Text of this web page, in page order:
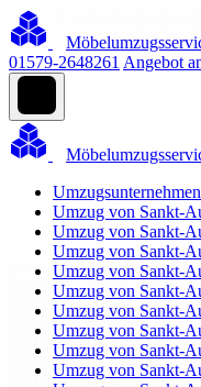
01579-2648261 Angebot
Umzug von Sankt-
Umzug von Sankt-
Umzug von Sankt-
Umzug von Sankt-
Umzug von Sankt-
Umzug von Sankt-
Umzug von Sankt-
Umzug von Sankt-
Umzug von Sankt-